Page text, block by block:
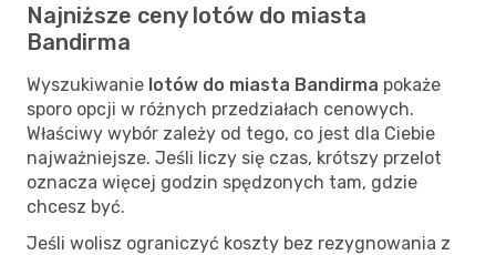
Najniższe ceny lotów do miasta
Bandirma
Wyszukiwanie lotów do miasta Bandirma pokaże
sporo opcji w różnych przedziałach cenowych.
Właściwy wybór zależy od tego, co jest dla Ciebie
najważniejsze. Jeśli liczy się czas, krótszy przelot
oznacza więcej godzin spędzonych tam, gdzie
chcesz być.
Jeśli wolisz ograniczyć koszty bez rezygnowania z